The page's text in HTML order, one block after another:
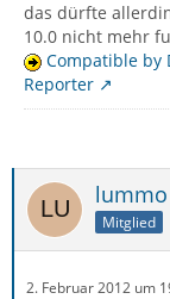
das dürfte
10.0 nicht mehr
Compatible by
Reporter
lummo
Mitglied
2. Februar 2012 um